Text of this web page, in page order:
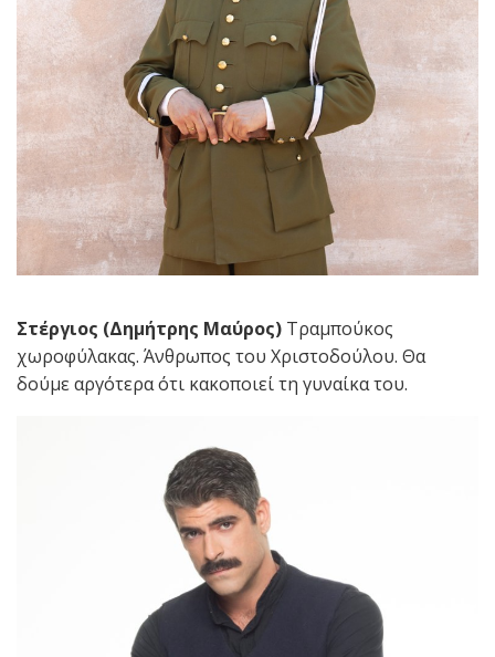
Στέργιος (Δημήτρης Μαύρος) Τραμπούκος
χωροφύλακας. Άνθρωπος του Χριστοδούλου. Θα
δούμε αργότερα ότι κακοποιεί τη γυναίκα του.